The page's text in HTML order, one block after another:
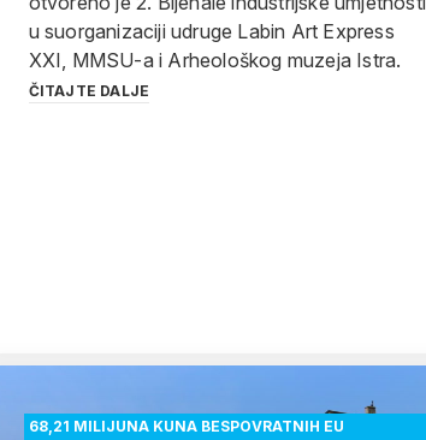
u suorganizaciji udruge Labin Art Express
XXI, MMSU-a i Arheološkog muzeja Istra.
ČITAJTE DALJE
68,21 MILIJUNA KUNA BESPOVRATNIH EU